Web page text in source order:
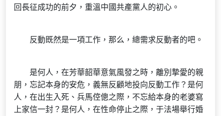
回長征成功的前夕，重溫中國共產黨人的初心。
反動既然是一項工作，那么，總需求反動者的吧。
是何人，在芳華韶華意氣風發之時，離別摯愛的親
朋，忘記本身的安危，義無反顧地投向反動工作？是何
人，在出生入死、兵馬倥傯之際，不忘給本身的老婆寫
上家信一封？是何人，在性命停止之際，于法場舉行婚